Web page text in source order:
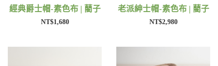
經典爵士帽-素色布 | 藺子
NT$1,680
老派紳士帽-素色布 | 藺子
NT$2,980